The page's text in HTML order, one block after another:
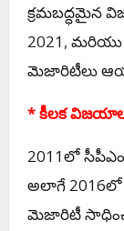
క్రమబద్ధమైన
2021,
మెజారిటీలు
* కీలక
2011లో సీపీఎం
అలాగే 2016లో
మెజారిటీ